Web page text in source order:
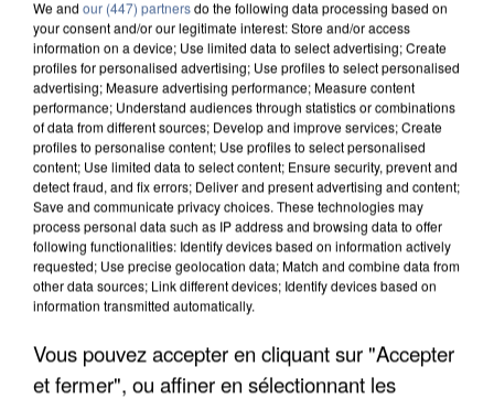
APRÈS TOUTES CES CANICULES, LES REFUGES
DE FAUNE SAUVAGE SONT...
We and our (447) partnersdo the following data processing based on
your consent and/or our legitimate interest: Store and/or access
information on a device; Use limited data to select advertising; Create
profiles for personalised advertising; Use profiles to select personalised
advertising; Measure advertising performance; Measure content
performance; Understand audiences through statistics or combinations
of data from different sources; Develop and improve services; Create
profiles to personalise content; Use profiles to select personalised
content; Use limited data to select content; Ensure security, prevent and
detect fraud, and fix errors; Deliver and present advertising and content;
Save and communicate privacy choices. These technologies may
process personal data such as IP address and browsing data to offer
following functionalities: Identify devices based on information actively
requested; Use precise geolocation data; Match and combine data from
other data sources; Link different devices; Identify devices based on
information transmitted automatically.
Vous pouvez accepter en cliquant sur "Accepter
et fermer", ou affiner en sélectionnant les